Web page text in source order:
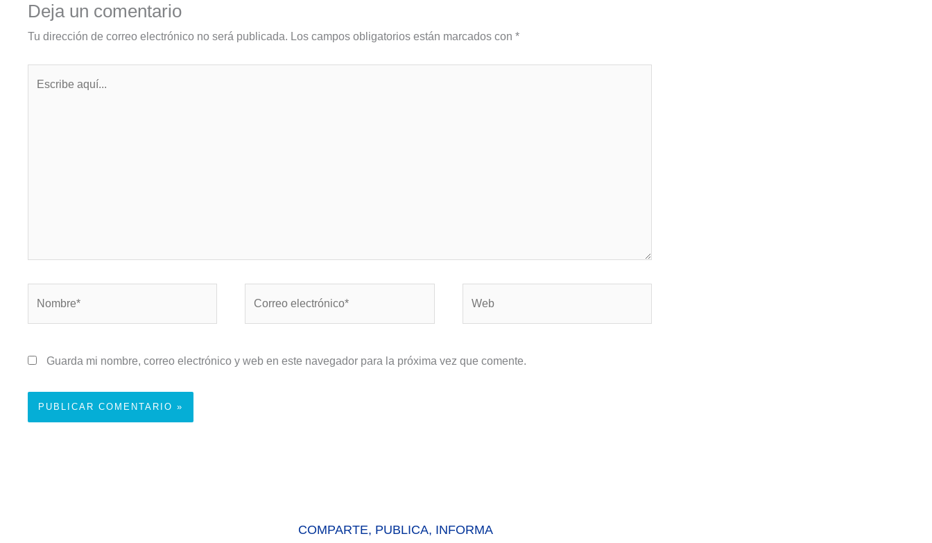
Deja un comentario
Tu dirección de correo electrónico no será publicada. Los campos obligatorios están marcados con *
Guarda mi nombre, correo electrónico y web en este navegador para la próxima vez que comente.
COMPARTE, PUBLICA, INFORMA